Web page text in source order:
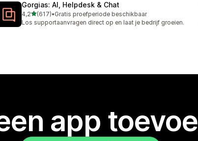
Gorgias: AI, Helpdesk & Chat
4,2van 5 sterren
(617)
617 recensies in totaal
•Gratis proefperiode beschikbaar
Los supportaanvragen direct op en laat je bedrijf groeien.
app